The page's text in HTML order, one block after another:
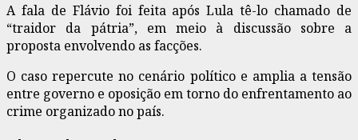
A fala de Flávio foi feita após Lula tê-lo chamado de
“traidor da pátria”, em meio à discussão sobre a
proposta envolvendo as facções.
O caso repercute no cenário político e amplia a tensão
entre governo e oposição em torno do enfrentamento ao
crime organizado no país.